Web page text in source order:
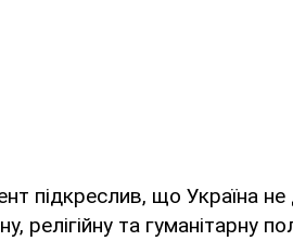
підкреслив, що Україна
релігійну та гуманітарну